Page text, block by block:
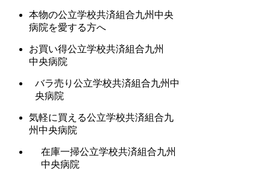
本物の公立学校共済組合九州中央
病院を愛する方へ
お買い得公立学校共済組合九州
中央病院
バラ売り公立学校共済組合九州中
央病院
気軽に買える公立学校共済組合九
州中央病院
在庫一掃公立学校共済組合九州
中央病院